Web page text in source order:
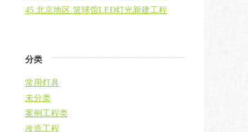
45.北京地区.篮球馆LED灯光新建工程
分类
常用灯具
未分类
案例工程类
改造工程